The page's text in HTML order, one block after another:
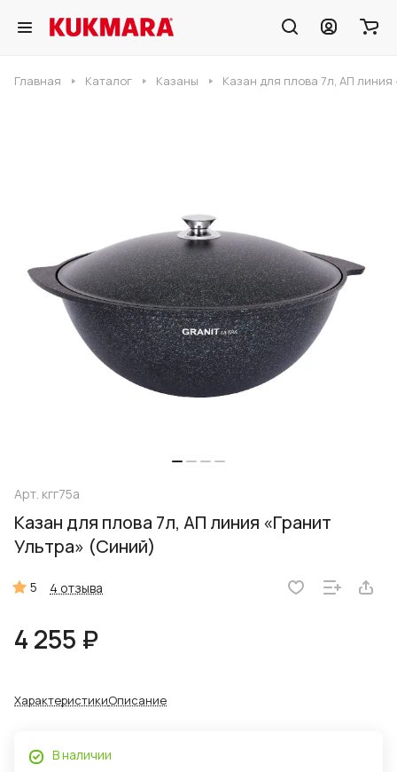
Главная Каталог Казаны Казан для плова 7л, АП
Арт. кгг75а
Казан для плова 7л, АП линия «Гранит
Ультра» (Синий)
5 4 отзыва
4 255 ₽
ХарактеристикиОписание
В наличии